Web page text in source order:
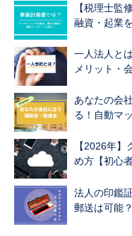
【税理士監
融資・起業
一人法人と
メリット・
あなたの会
る！自動マ
【2026年
め方【初心
法人の印鑑
郵送は可能？